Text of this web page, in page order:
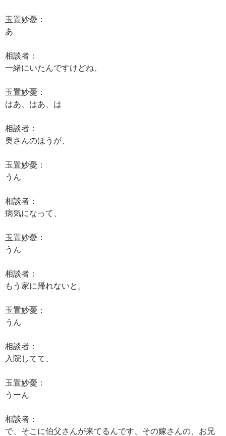
玉置妙憂：
あ
相談者：
一緒にいたんですけどね、
玉置妙憂：
はあ、はあ、は
相談者：
奥さんのほうが、
玉置妙憂：
うん
相談者：
病気になって、
玉置妙憂：
うん
相談者：
もう家に帰れないと。
玉置妙憂：
うん
相談者：
入院してて、
玉置妙憂：
うーん
相談者：
で、そこに伯父さんが来てるんです、その嫁さんの、お兄